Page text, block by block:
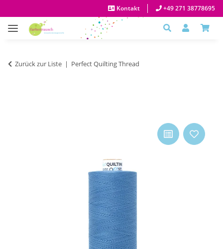
Kontakt +49 271 38778695
Zurück zur Liste Perfect Quilting Thread